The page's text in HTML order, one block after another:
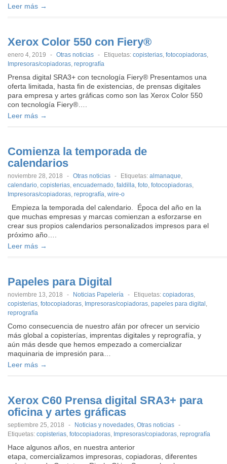
Leer más →
Xerox Color 550 con Fiery®
enero 4, 2019 - Otras noticias - Etiquetas: copisterias, fotocopiadoras,
Impresoras/copiadoras, reprografía
Prensa digital SRA3+ con tecnología Fiery® Presentamos una
oferta limitada, hasta fin de existencias, de prensas digitales
para empresa y artes gráficas como son las Xerox Color 550
con tecnología Fiery®….
Leer más →
Comienza la temporada de
calendarios
noviembre 28, 2018 - Otras noticias - Etiquetas: almanaque,
calendario, copisterias, encuadernado, faldilla, foto, fotocopiadoras,
Impresoras/copiadoras, reprografía, wire-o
Empieza la temporada del calendario. Época del año en la
que muchas empresas y marcas comienzan a esforzarse en
crear sus propios calendarios personalizados impresos para el
próximo año….
Leer más →
Papeles para Digital
noviembre 13, 2018 - Noticias Papelería - Etiquetas: copiadoras,
copisterias, fotocopiadoras, Impresoras/copiadoras, papeles para digital ,
reprografía
Como consecuencia de nuestro afán por ofrecer un servicio
más global a copisterías, imprentas digitales y reprografía, y
aún más desde que hemos empezado a comercializar
maquinaria de impresión para…
Leer más →
Xerox C60 Prensa digital SRA3+ para
oficina y artes gráficas
septiembre 25, 2018 - Noticias y novedades, Otras noticias -
Etiquetas: copisterias, fotocopiadoras, Impresoras/copiadoras, reprografía
Hace algunos años, en nuestra anterior
etapa, comercializamos impresoras, copiadoras, diferentes